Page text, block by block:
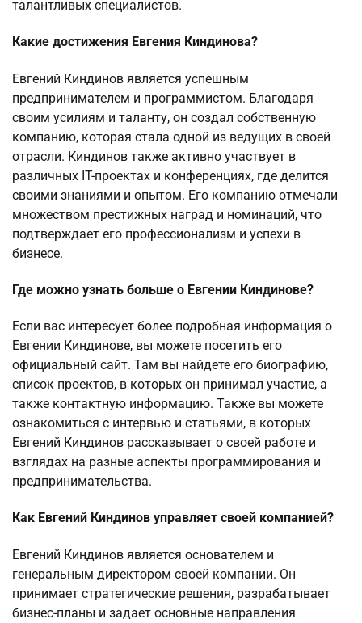
талантливых специалистов.
Какие достижения Евгения Киндинова?
Евгений Киндинов является успешным
предпринимателем и программистом. Благодаря
своим усилиям и таланту, он создал собственную
компанию, которая стала одной из ведущих в своей
отрасли. Киндинов также активно участвует в
различных IT-проектах и конференциях, где делится
своими знаниями и опытом. Его компанию отмечали
множеством престижных наград и номинаций, что
подтверждает его профессионализм и успехи в
бизнесе.
Где можно узнать больше о Евгении Киндинове?
Если вас интересует более подробная информация о
Евгении Киндинове, вы можете посетить его
официальный сайт. Там вы найдете его биографию,
список проектов, в которых он принимал участие, а
также контактную информацию. Также вы можете
ознакомиться с интервью и статьями, в которых
Евгений Киндинов рассказывает о своей работе и
взглядах на разные аспекты программирования и
предпринимательства.
Как Евгений Киндинов управляет своей компанией?
Евгений Киндинов является основателем и
генеральным директором своей компании. Он
принимает стратегические решения, разрабатывает
бизнес-планы и задает основные направления